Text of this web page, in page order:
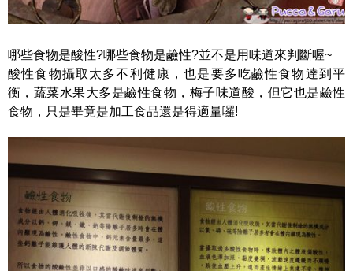
哪些食物是酸性?哪些食物是鹼性?並不是用味道來判斷喔~
酸性食物攝取太多不利健康，也是要多吃鹼性食物達到平
衡，蔬菜水果大多是鹼性食物，梅子味道酸，但它也是鹼性
食物，只是畢竟是加工食品還是得適量囉!